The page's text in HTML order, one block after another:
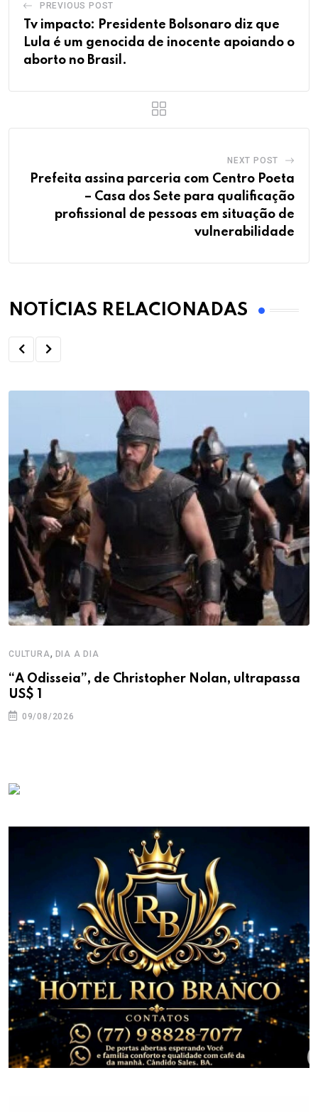
PREVIOUS POST
Tv impacto: Presidente Bolsonaro diz que
Lula é um genocida de inocente apoiando o
aborto no Brasil.
NEXT POST
Prefeita assina parceria com Centro Poeta
– Casa dos Sete para qualificação
profissional de pessoas em situação de
vulnerabilidade
NOTÍCIAS RELACIONADAS
CULTURA, DIA A DIA
“A Odisseia”, de Christopher Nolan, ultrapassa
US$ 1
09/08/2026